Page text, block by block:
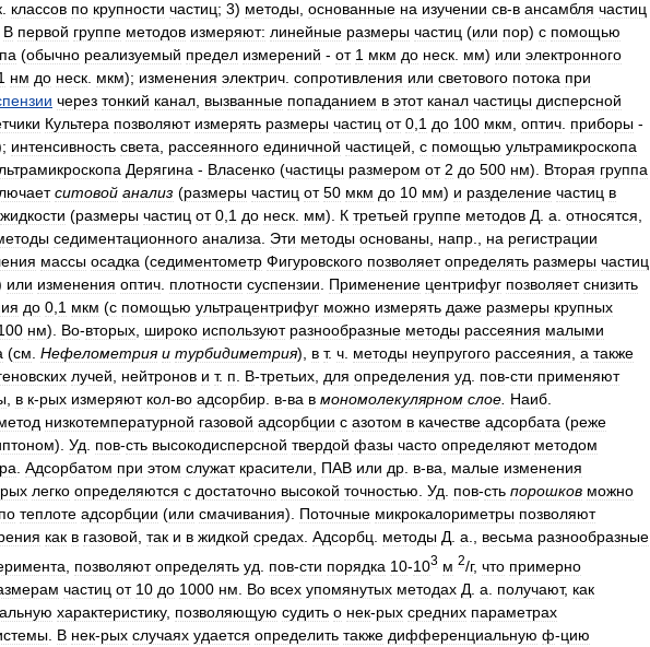
классов по крупности частиц; 3) методы основанные на изучении св-в ансамбля частиц
В первой группе методов измеряют: линейные размеры частиц (или пор) с помощью
(обычно реализуемый предел измерений - от 1 мкм до неск мм) или электронного
нм до неск мкм); изменения электрич сопротивления или светового потока при
через тонкий канал вызванные попаданием в этот канал частицы дисперсной
Культера позволяют измерять размеры частиц от 0 1 до 100 мкм оптич приборы -
интенсивность света рассеянного единичной частицей с помощью ультрамикроскопа
Дерягина - Власенко (частицы размером от 2 до 500 нм). Вторая группа
ситовой анализ (размеры частиц от 50 мкм до 10 мм) и разделение частиц в
жидкости (размеры частиц от 0 1 до неск мм). К третьей группе методов Д а относятся
седиментационного анализа Эти методы основаны напр на регистрации
массы осадка (седиментометр Фигуровского позволяет определять размеры частиц
или изменения оптич плотности суспензии Применение центрифуг позволяет снизить
до 0 1 мкм (с помощью ультрацентрифуг можно измерять даже размеры крупных
нм). Во-вторых широко используют разнообразные методы рассеяния малыми
(см Нефелометрия и турбидиметрия), в т. ч методы неупругого рассеяния а также
лучей нейтронов и т. п В-третьих для определения уд пов-сти применяют
в к-рых измеряют кол-во адсорбир в-ва в мономолекулярном слое Наиб
низкотемпературной газовой адсорбции с азотом в качестве адсорбата (реже
). Уд пов-сть высокодисперсной твердой фазы часто определяют методом
ра Адсорбатом при этом служат красители ПАВ или др в-ва малые изменения
рых легко определяются с достаточно высокой точностью Уд пов-сть порошков можно
по теплоте адсорбции (или смачивания). Поточные микрокалориметры позволяют
как в газовой так и в жидкой средах Адсорбц методы Д а весьма разнообразные
позволяют определять уд пов-сти порядка 10-103 м 2/г, что примерно
частиц от 10 до 1000 нм Во всех упомянутых методах Д а получают, как
характеристику, позволяющую судить о нек-рых средних параметрах
В нек-рых случаях удается определить также дифференциальную ф-цию